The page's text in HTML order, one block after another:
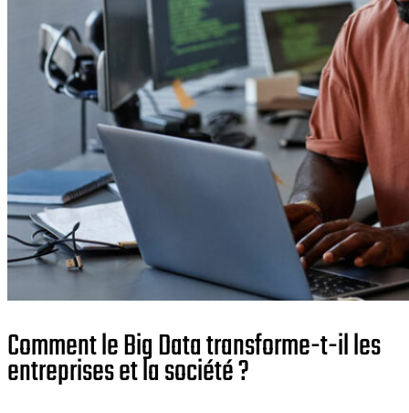
Comment le Big Data transforme-t-il les
entreprises et la société ?